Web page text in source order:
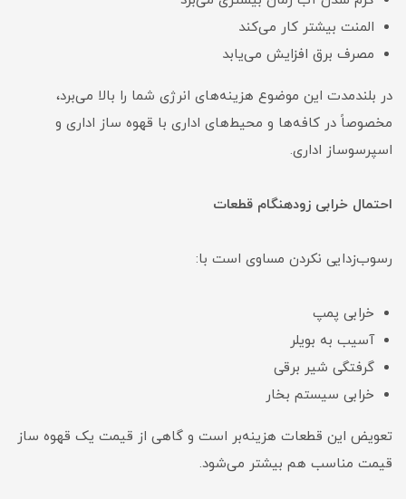
المنت بیشتر کار می‌کند
مصرف برق افزایش می‌یابد
در بلندمدت این موضوع هزینه‌های انرژی شما را بالا می‌برد،
مخصوصاً در کافه‌ها و محیط‌های اداری با قهوه ساز اداری و
اسپرسوساز اداری.
احتمال خرابی زودهنگام قطعات
رسوب‌زدایی نکردن مساوی است با:
خرابی پمپ
آسیب به بویلر
گرفتگی شیر برقی
خرابی سیستم بخار
تعویض این قطعات هزینه‌بر است و گاهی از قیمت یک قهوه ساز
قیمت مناسب هم بیشتر می‌شود.